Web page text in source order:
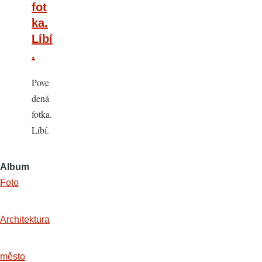
fot
ka.
Líbí
.
Pove
dená
fotka.
Líbí.
Album
Foto
Architektura
město